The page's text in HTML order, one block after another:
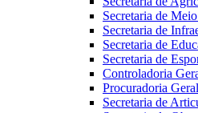
Secretaria de
Secretaria de
Secretaria de
Secretaria de
Controladoria
Procuradoria Geral
Secretaria de